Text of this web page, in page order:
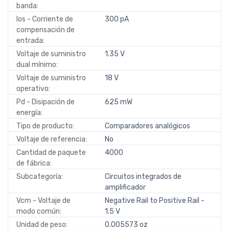
banda:
Ios - Corriente de
compensación de
entrada:
300 pA
Voltaje de suministro
dual mínimo:
1.35 V
Voltaje de suministro
operativo:
18 V
Pd - Disipación de
energía:
625 mW
Tipo de producto:
Comparadores analógicos
Voltaje de referencia:
No
Cantidad de paquete
de fábrica:
4000
Subcategoría:
Circuitos integrados de
amplificador
Vcm - Voltaje de
modo común:
Negative Rail to Positive Rail -
1.5 V
Unidad de peso:
0.005573 oz